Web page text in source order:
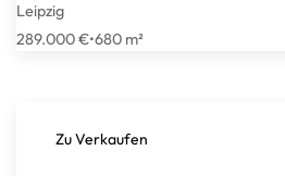
Leipzig
289.000 €•680 m²
Zu Verkaufen